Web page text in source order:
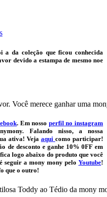
a da coleção que ficou conhecida
devido a estampa de mesmo noe
Você merece ganhar uma
. Em nosso perfil no instagram
Falando nisso, a nossa
ativa! Veja aqui como participar!
de desconto e ganhe 10% 0FF em
logo abaixo do produto que você
seguir a mony mony pelo Youtube!
que o outro!